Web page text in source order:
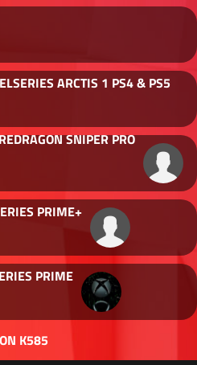
ARCTIS 1 PS4 & PS5
SNIPER PRO
PRIME+
PRIME
K585